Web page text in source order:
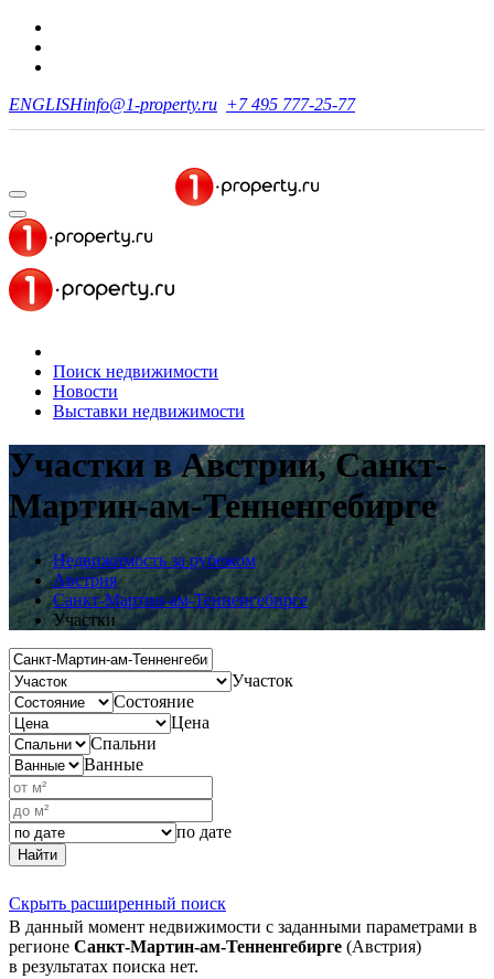
ENGLISHinfo@1-property.ru +7 495 777-25-77
Поиск недвижимости
Новости
Выставки недвижимости
Участки в Австрии, Санкт-
Мартин-ам-Тенненгебирге
Недвижимость за рубежом
Австрия
Санкт-Мартин-ам-Тенненгебирге
Участки
Участок
Состояние
Цена
Спальни
Ванные
по дате
Найти
Скрыть расширенный поиск
В данный момент недвижимости с заданными параметрами в
регионе Санкт-Мартин-ам-Тенненгебирге (Австрия)
в результатах поиска нет.